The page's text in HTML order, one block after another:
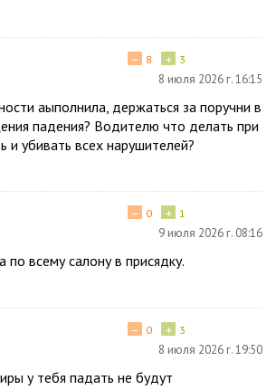
+ 3
− 8
8 июля 2026 г. 16:15
аыполнила, держаться за поручни в
падения? Водителю что делать при
и убивать всех нарушителей?
+ 1
− 0
9 июля 2026 г. 08:16
по всему салону в присядку.
+ 3
− 0
8 июля 2026 г. 19:50
у тебя падать не будут